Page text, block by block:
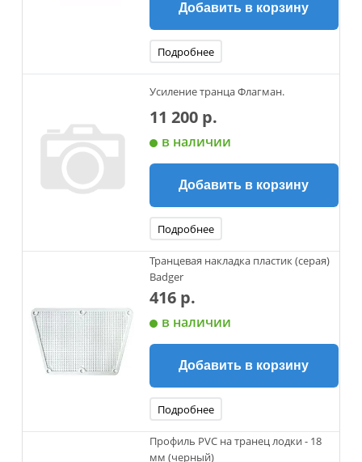
Добавить в корзину
Подробнее
Усиление транца Флагман.
11 200 р.
в наличии
Добавить в корзину
Подробнее
Транцевая накладка пластик (серая)
Badger
416 р.
в наличии
Добавить в корзину
Подробнее
Профиль PVC на транец лодки - 18
мм (черный)